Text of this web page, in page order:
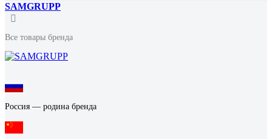
SAMGRUPP
Все товары бренда
Россия — родина бренда